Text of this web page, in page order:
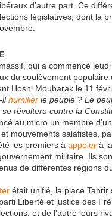
d'autre part. Ce
législatives, dont la
qui a commencé
du soulèvement populaire
Hosni Moubarak le 11
ilhumilier le peuple ? Le
révoltera contre la
au micro un membre
mouvements salafistes,
les premiers à appeler à
militaire. Ils
de différentes régions
était unifié, la place Tahrir
Liberté et justice des
et de l'autre leurs